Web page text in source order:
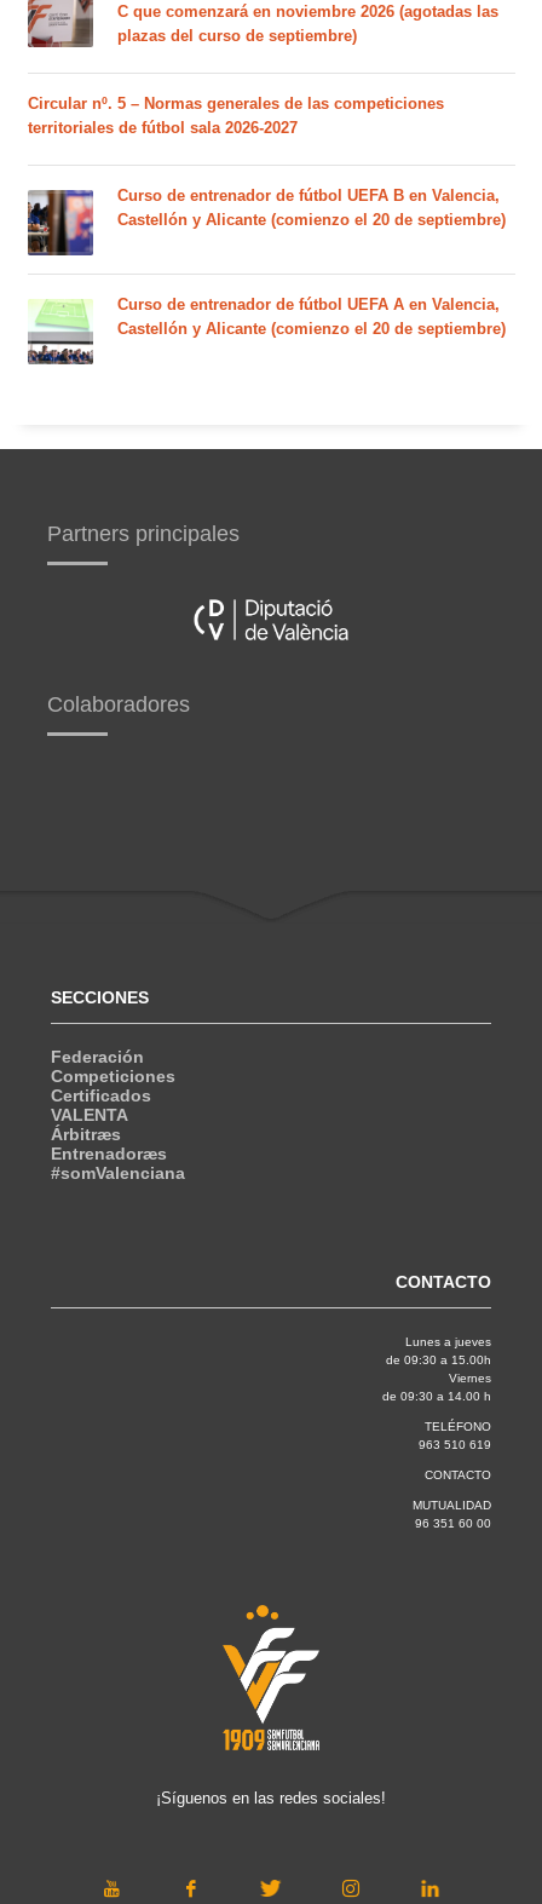
C que comenzará en noviembre 2026 (agotadas las
plazas del curso de septiembre)
Circular nº. 5 – Normas generales de las competiciones
territoriales de fútbol sala 2026-2027
Curso de entrenador de fútbol UEFA B en Valencia,
Castellón y Alicante (comienzo el 20 de septiembre)
Curso de entrenador de fútbol UEFA A en Valencia,
Castellón y Alicante (comienzo el 20 de septiembre)
Partners principales
Colaboradores
SECCIONES
Federación
Competiciones
Certificados
VALENTA
Árbitræs
Entrenadoræs
#somValenciana
CONTACTO
Lunes a jueves
de 09:30 a 15.00h
Viernes
de 09:30 a 14.00 h
TELÉFONO
963 510 619
CONTACTO
MUTUALIDAD
96 351 60 00
¡Síguenos en las redes sociales!